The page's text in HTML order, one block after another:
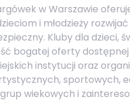
w Warszawie
i młodzieży
Kluby dla dzieci,
bogatej oferty dostępnej
instytucji oraz
sportowych,
wiekowych i